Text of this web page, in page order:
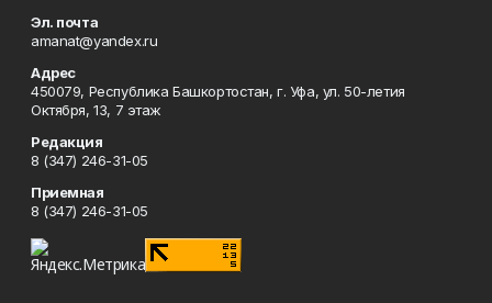
Эл. почта
amanat@yandex.ru
Адрес
450079, Республика Башкортостан, г. Уфа, ул. 50-летия
Октября, 13, 7 этаж
Редакция
8 (347) 246-31-05
Приемная
8 (347) 246-31-05